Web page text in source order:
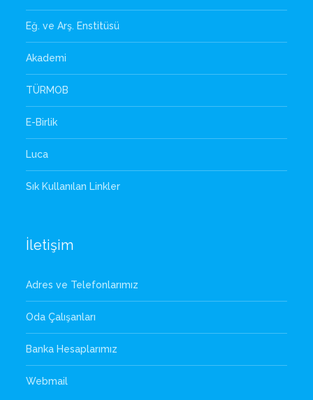
Eğ. ve Arş. Enstitüsü
Akademi
TÜRMOB
E-Birlik
Luca
Sık Kullanılan Linkler
İletişim
Adres ve Telefonlarımız
Oda Çalışanları
Banka Hesaplarımız
Webmail